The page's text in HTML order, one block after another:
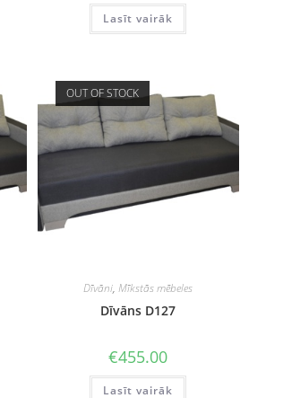
Lasīt vairāk
OUT OF STOCK
Dīvāni,Mīkstās mēbeles
Dīvāns D127
€455.00
Lasīt vairāk